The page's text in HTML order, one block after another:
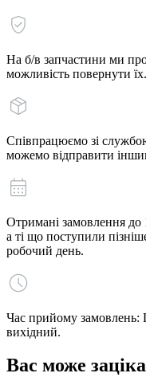
На б/в запчастини ми
можливість повернути їх.
Співпрацюємо зі
можемо відправити
Отримані замовлення до
а ті що поступили
робочий день.
Час прийому
вихідний.
Вас може